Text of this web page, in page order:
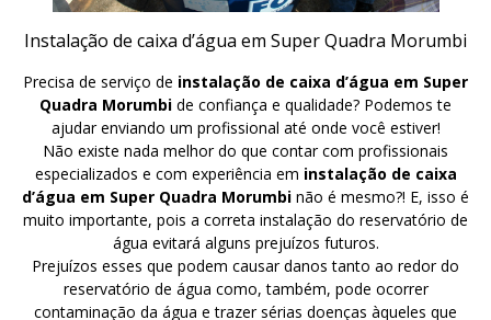
Instalação de caixa d’água em Super Quadra Morumbi
Precisa de serviço de instalação de caixa d’água em Super
Quadra Morumbi de confiança e qualidade? Podemos te
ajudar enviando um profissional até onde você estiver!
Não existe nada melhor do que contar com profissionais
especializados e com experiência em instalação de caixa
d’água em Super Quadra Morumbi não é mesmo?! E, isso é
muito importante, pois a correta instalação do reservatório de
água evitará alguns prejuízos futuros.
Prejuízos esses que podem causar danos tanto ao redor do
reservatório de água como, também, pode ocorrer
contaminação da água e trazer sérias doenças àqueles que